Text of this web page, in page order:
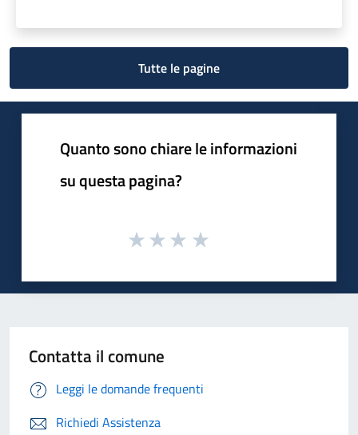
Tutte le pagine
Quanto sono chiare le informazioni
su questa pagina?
Contatta il comune
Leggi le domande frequenti
Richiedi Assistenza